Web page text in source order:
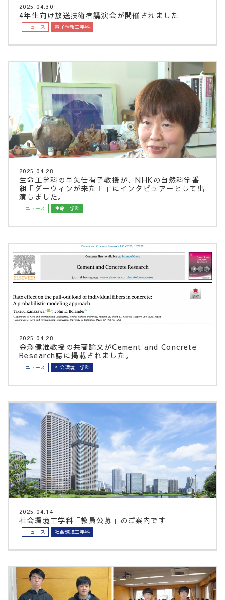
2025.04.30
4年生向け放送技術者講演会が開催されました
ニュース 電子情報工学科
2025.04.28
生命工学科の早矢仕有子教授が、NHKの自然科学番
組「ダーウィンが来た！」にインタビュアーとして出
演しました。
ニュース 生命工学科
2025.04.28
金澤健准教授の共著論文がCement and Concrete
Research誌に掲載されました。
ニュース 社会環境工学科
2025.04.14
社会環境工学科「教員公募」のご案内です
ニュース 社会環境工学科